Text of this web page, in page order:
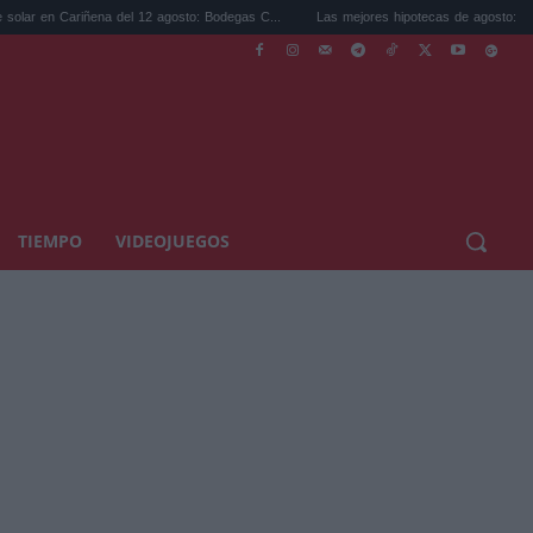
del 12 agosto: Bodegas C... Las mejores hipotecas de agosto: el TAE más
TIEMPO VIDEOJUEGOS